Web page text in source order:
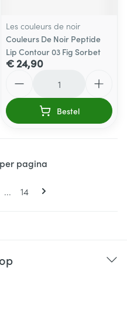
Les couleurs de noir
Couleurs De Noir Peptide
Lip Contour 03 Fig Sorbet
€ 24,90
Bestel
Pagina's pagina
... Pagina
14
per pagina